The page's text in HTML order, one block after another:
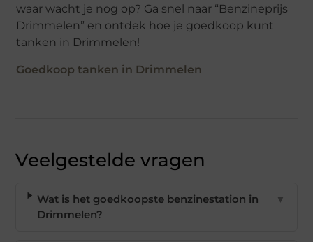
waar wacht je nog op? Ga snel naar “Benzineprijs
Drimmelen” en ontdek hoe je goedkoop kunt
tanken in Drimmelen!
Goedkoop tanken in Drimmelen
Veelgestelde vragen
Wat is het goedkoopste benzinestation in
Drimmelen?
▼